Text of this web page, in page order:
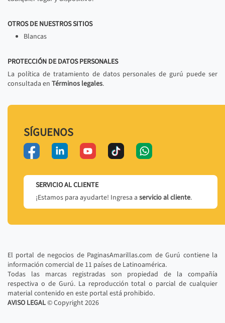
OTROS DE NUESTROS SITIOS
Blancas
PROTECCIÓN DE DATOS PERSONALES
La política de tratamiento de datos personales de gurú puede ser
consultada en Términos legales.
SÍGUENOS
SERVICIO AL CLIENTE
¡Estamos para ayudarte! Ingresa a servicio al cliente.
El portal de negocios de PaginasAmarillas.com de Gurú contiene la
información comercial de 11 países de Latinoamérica.
Todas las marcas registradas son propiedad de la compañía
respectiva o de Gurú. La reproducción total o parcial de cualquier
material contenido en este portal está prohibido.
AVISO LEGAL© Copyright2026